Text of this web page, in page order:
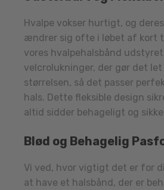
Hvalpe vokser hurtigt, og
ændrer sig ofte i løbet af kort
vores hvalpehalsbånd
velcrolukninger, der gør det
størrelsen, så det passer
hals. Dette fleksible design
altid sidder behageligt og
Blød og Behagelig
Vi ved, hvor vigtigt det er for
at have et halsbånd, der er